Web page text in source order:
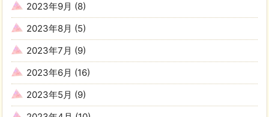
2023年9月 (8)
2023年8月 (5)
2023年7月 (9)
2023年6月 (16)
2023年5月 (9)